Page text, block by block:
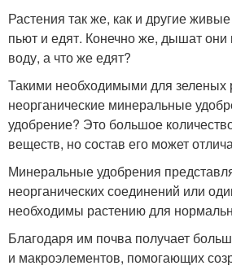
Растения так же, как и другие
пьют и едят. Конечно же, дышат они
воду, а что же едят?
Такими необходимыми для зеленых
неорганические минеральные
удобрение? Это большое
веществ, но состав его может
Минеральные удобрения
неорганических соединений или
необходимы растению для
Благодаря им почва получает
и макроэлементов, помогающих